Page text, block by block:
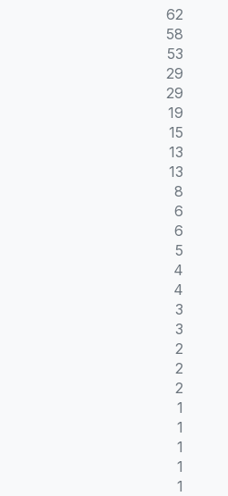
62
58
53
29
29
19
15
13
13
8
6
6
5
4
4
3
3
2
2
2
1
1
1
1
1